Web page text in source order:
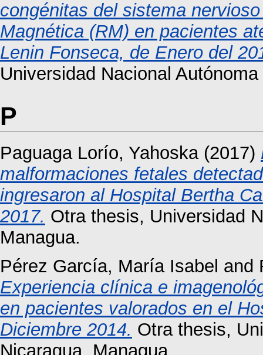
congénitas del sistema
Magnética (RM) en pacientes
Lenin Fonseca, de Enero del
Universidad Nacional
P
Paguaga Lorío, Yahoska(2017)
malformaciones fetales
ingresaron al Hospital Bertha
2017. Otra thesis, Universidad
Managua.
Pérez García, María Isabel and
Experiencia clínica e
en pacientes valorados en el
Diciembre 2014. Otra thesis,
Nicaragua, Managua.